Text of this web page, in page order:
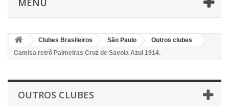
MENU
Clubes Brasileiros São Paulo
Outros clubes
Camisa retrô Palmeiras Cruz de Savoia Azul 1914.
OUTROS CLUBES